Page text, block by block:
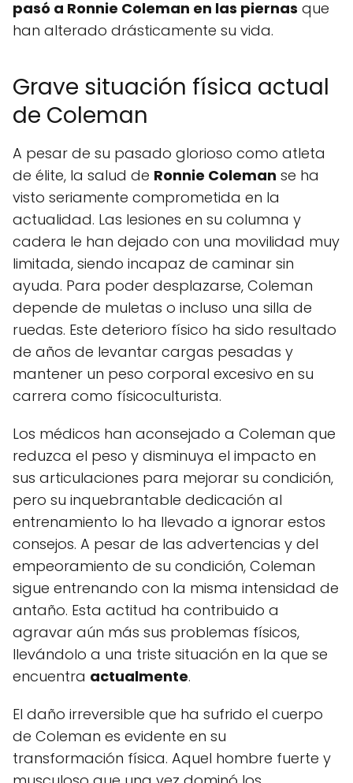
pasó a Ronnie Coleman en las piernas que
han alterado drásticamente su vida.
Grave situación física actual
de Coleman
A pesar de su pasado glorioso como atleta
de élite, la salud de Ronnie Coleman se ha
visto seriamente comprometida en la
actualidad. Las lesiones en su columna y
cadera le han dejado con una movilidad muy
limitada, siendo incapaz de caminar sin
ayuda. Para poder desplazarse, Coleman
depende de muletas o incluso una silla de
ruedas. Este deterioro físico ha sido resultado
de años de levantar cargas pesadas y
mantener un peso corporal excesivo en su
carrera como físicoculturista.
Los médicos han aconsejado a Coleman que
reduzca el peso y disminuya el impacto en
sus articulaciones para mejorar su condición,
pero su inquebrantable dedicación al
entrenamiento lo ha llevado a ignorar estos
consejos. A pesar de las advertencias y del
empeoramiento de su condición, Coleman
sigue entrenando con la misma intensidad de
antaño. Esta actitud ha contribuido a
agravar aún más sus problemas físicos,
llevándolo a una triste situación en la que se
encuentra actualmente.
El daño irreversible que ha sufrido el cuerpo
de Coleman es evidente en su
transformación física. Aquel hombre fuerte y